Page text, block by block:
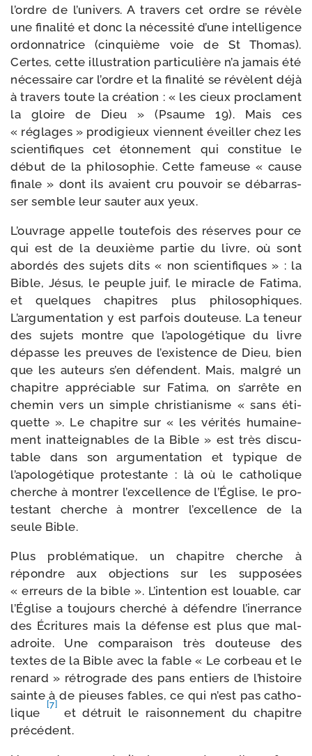
l’ordre de l’u­ni­vers. A tra­vers cet ordre se révèle
une fina­li­té et donc la néces­si­té d’une intel­li­gence
ordon­na­trice (cin­quième voie de St Thomas).
Certes, cette illus­tra­tion par­ti­cu­lière n’a jamais été
néces­saire car l’ordre et la fina­li­té se révèlent déjà
à tra­vers toute la créa­tion : « les cieux pro­clament
la gloire de Dieu » (Psaume 19). Mais ces
« réglages » pro­di­gieux viennent éveiller chez les
scien­ti­fiques cet éton­ne­ment qui consti­tue le
début de la phi­lo­so­phie. Cette fameuse « cause
finale » dont ils avaient cru pou­voir se débar­ras­
ser semble leur sau­ter aux yeux.
L’ouvrage appelle tou­te­fois des réserves pour ce
qui est de la deuxième par­tie du livre, où sont
abor­dés des sujets dits « non scien­ti­fiques » : la
Bible, Jésus, le peuple juif, le miracle de Fatima,
et quelques cha­pitres plus phi­lo­so­phiques.
L’argumentation y est par­fois dou­teuse. La teneur
des sujets montre que l’apologétique du livre
dépasse les preuves de l’existence de Dieu, bien
que les auteurs s’en défendent. Mais, mal­gré un
cha­pitre appré­ciable sur Fatima, on s’arrête en
che­min vers un simple chris­tia­nisme « sans éti­
quette ». Le cha­pitre sur « les véri­tés humai­ne­
ment inat­tei­gnables de la Bible » est très dis­cu­
table dans son argu­men­ta­tion et typique de
l’apologétique pro­tes­tante : là où le catho­lique
cherche à mon­trer l’excellence de l’Église, le pro­
tes­tant cherche à mon­trer l’excellence de la
seule Bible.
Plus pro­blé­ma­tique, un cha­pitre cherche à
répondre aux objec­tions sur les sup­po­sées
« erreurs de la bible ». L’intention est louable, car
l’Église a tou­jours cher­ché à défendre l’inerrance
des Écritures mais la défense est plus que mal­
adroite. Une com­pa­rai­son très dou­teuse des
textes de la Bible avec la fable « Le cor­beau et le
renard » rétro­grade des pans entiers de l’histoire
sainte à de pieuses fables, ce qui n’est pas catho­
lique
[7]
et détruit le rai­son­ne­ment du cha­pitre
précédent.